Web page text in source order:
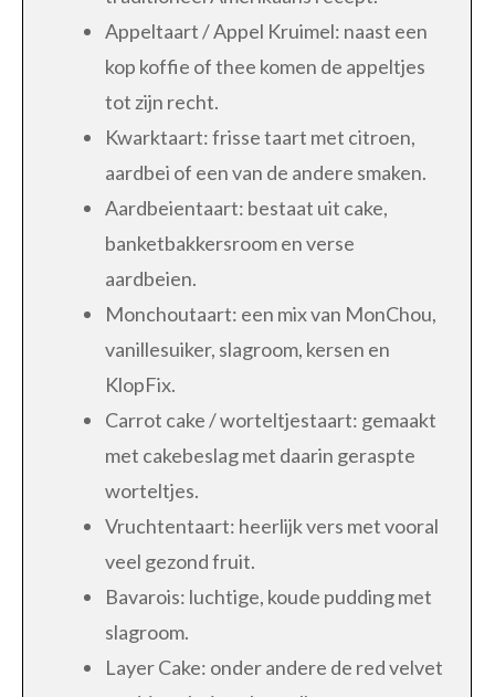
Appeltaart / Appel Kruimel: naast een
kop koffie of thee komen de appeltjes
tot zijn recht.
Kwarktaart: frisse taart met citroen,
aardbei of een van de andere smaken.
Aardbeientaart: bestaat uit cake,
banketbakkersroom en verse
aardbeien.
Monchoutaart: een mix van MonChou,
vanillesuiker, slagroom, kersen en
KlopFix.
Carrot cake / worteltjestaart: gemaakt
met cakebeslag met daarin geraspte
worteltjes.
Vruchtentaart: heerlijk vers met vooral
veel gezond fruit.
Bavarois: luchtige, koude pudding met
slagroom.
Layer Cake: onder andere de red velvet